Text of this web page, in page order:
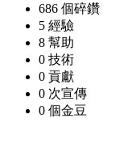
686 個碎鑽
5 經驗
8 幫助
0 技術
0 貢獻
0 次宣傳
0 個金豆